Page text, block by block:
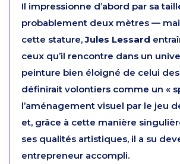
Il impressionne d’abord par sa
probablement deux mètres —
cette stature,Jules Lessard
ceux qu’il rencontre dans un
peinture bien éloigné de celui des
définirait volontiers comme un «
l’aménagement visuel par le jeu
et, grâce à cette manière
ses qualités artistiques, il a su
entrepreneur accompli.